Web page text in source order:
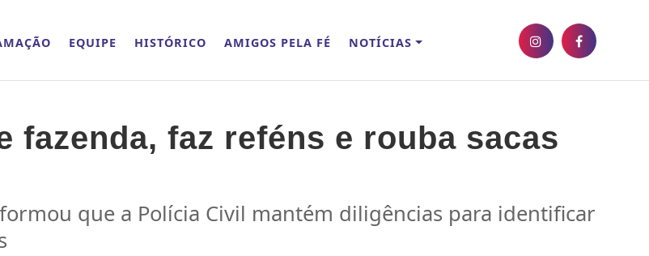
EQUIPE HISTÓRICO AMIGOS PELA FÉ NOTÍCIAS
fazenda, faz reféns e rouba sacas
que a Polícia Civil mantém diligências para identificar